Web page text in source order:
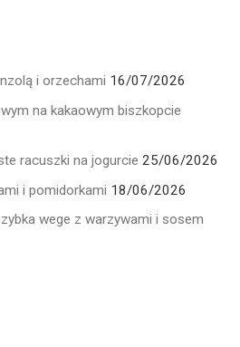
i orzechami 16/07/2026
na kakaowym biszkopcie
racuszki na jogurcie 25/06/2026
i pomidorkami 18/06/2026
wege z warzywami i sosem